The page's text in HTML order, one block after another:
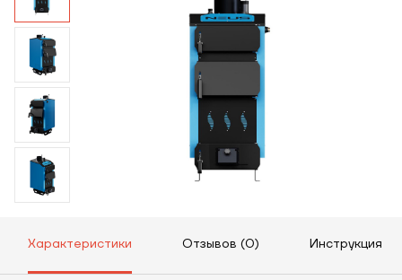
Статьи
Контакты
Характеристики Отзывов (0) Инструкция